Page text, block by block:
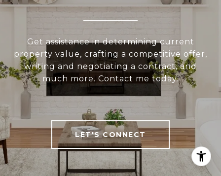
Get assistance in determining current
property value, crafting a competitive offer,
writing and negotiating a contract, and
much more. Contact me today.
LET'S CONNECT